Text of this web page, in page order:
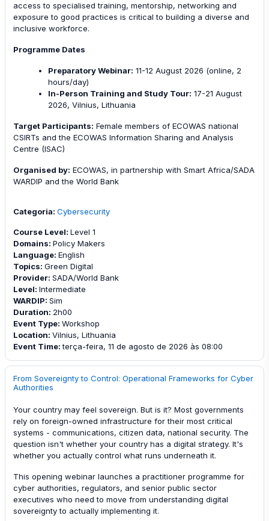
access to specialised training, mentorship, networking and
exposure to good practices is critical to building a diverse and
inclusive workforce.
Programme Dates
Preparatory Webinar: 11-12 August 2026 (online, 2
hours/day)
In-Person Training and Study Tour: 17-21 August
2026, Vilnius, Lithuania
Target Participants: Female members of ECOWAS national
CSIRTs and the ECOWAS Information Sharing and Analysis
Centre (ISAC)
Organised by: ECOWAS, in partnership with Smart Africa/SADA
WARDIP and the World Bank
Categoria: Cybersecurity
Course Level: Level 1
Domains: Policy Makers
Language: English
Topics: Green Digital
Provider: SADA/World Bank
Level: Intermediate
WARDIP: Sim
Duration: 2h00
Event Type: Workshop
Location: Vilnius, Lithuania
Event Time:terça-feira, 11 de agosto de 2026 às 08:00
From Sovereignty to Control: Operational Frameworks for Cyber
Authorities
Your country may feel sovereign. But is it? Most governments
rely on foreign-owned infrastructure for their most critical
systems - communications, citizen data, national security. The
question isn't whether your country has a digital strategy. It's
whether you actually control what runs underneath it.
This opening webinar launches a practitioner programme for
cyber authorities, regulators, and senior public sector
executives who need to move from understanding digital
sovereignty to actually implementing it.